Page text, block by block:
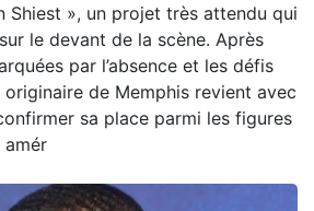
Shiest », un projet très attendu qui
le devant de la scène. Après
par l’absence et les défis
originaire de Memphis revient avec
sa place parmi les figures